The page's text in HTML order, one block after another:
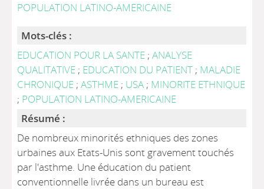
POPULATION LATINO-AMERICAINE
Mots-clés :
EDUCATION POUR LA SANTE ;ANALYSE
QUALITATIVE ; EDUCATION DU PATIENT ; MALADIE
CHRONIQUE ;ASTHME ; USA ; MINORITE ETHNIQUE
; POPULATION LATINO-AMERICAINE
Résumé :
De nombreux minorités ethniques des zones
urbaines aux Etats-Unis sont gravement touchés
par l'asthme. Une éducation du patient
conventionnelle livrée dans un bureau est